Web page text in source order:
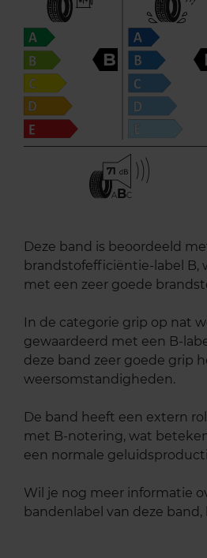
B
71
ABC
Deze band is beoordeeld
brandstofefficiëntie-label B,
met een zeer goede
In de categorie grip op nat
gewaardeerd met een B-
deze band zeer goede grip
weersomstandigheden.
De band heeft een extern
met B-notering, wat
een normale
Wil je nog meer informatie
bandenlabel van deze band,